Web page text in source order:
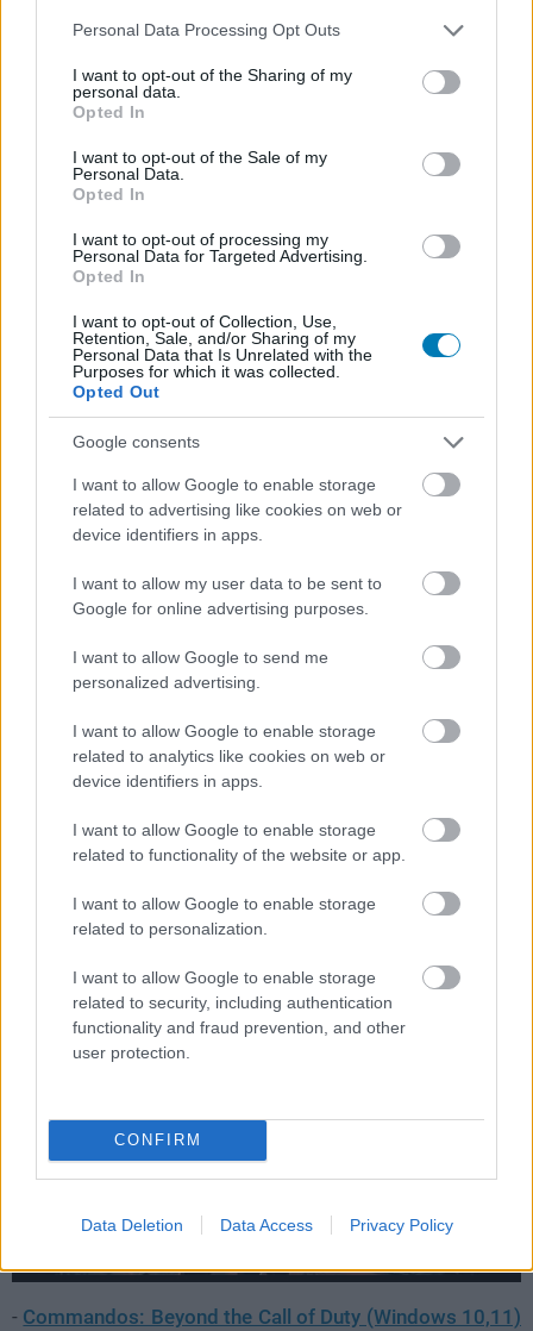
Please note that this website/app uses one or more Google
not limited to your visit or usage behaviour. You may click to
grant or deny consent to Google and its third-party tags to
use your data for below specified purposes in below Google
consent section.
Personal Data Processing Opt Outs
I want to opt-out of the Sharing of my
personal data.
Opted In
I want to opt-out of the Sale of my
Personal Data.
Opted In
I want to opt-out of processing my
Personal Data for Targeted Advertising.
Opted In
I want to opt-out of Collection, Use,
Retention, Sale, and/or Sharing of my
Personal Data that Is Unrelated with the
Purposes for which it was collected.
Opted Out
Google consents
I want to allow Google to enable storage
related to advertising like cookies on web or
device identifiers in apps.
I want to allow my user data to be sent to
Google for online advertising purposes.
I want to allow Google to send me
personalized advertising.
I want to allow Google to enable storage
related to analytics like cookies on web or
device identifiers in apps.
I want to allow Google to enable storage
related to functionality of the website or app.
I want to allow Google to enable storage
related to personalization.
I want to allow Google to enable storage
related to security, including authentication
functionality and fraud prevention, and other
user protection.
CONFIRM
Data Deletion Data Access Privacy Policy
rajongók is megtalálhatják a számításaikat.
Unmute Loaded:
21.65%
készültek el a közelmúltban
(köztük a Batman: Arkham
Asylum GOTY-val, a Need for Speed: Hot Pursuit
Remastereddel, a Metro: Last Lighttal, a Ghostrunnerrel
és a Crying Sunsszal), de a fordítók azóta is
szorgoskodtak, így máris sikerült összeszedni egy újabb
adag magyarítást, méghozzá igazi gyöngyszemeket.
Íme azoknak a videojátékoknak a listája, amikhez már
Tormented Souls(Fordító: LostProphet)
Liberated(Fordító: Zeuretryn)
- Commandos: Beyond the Call of Duty (Windows 10,11)